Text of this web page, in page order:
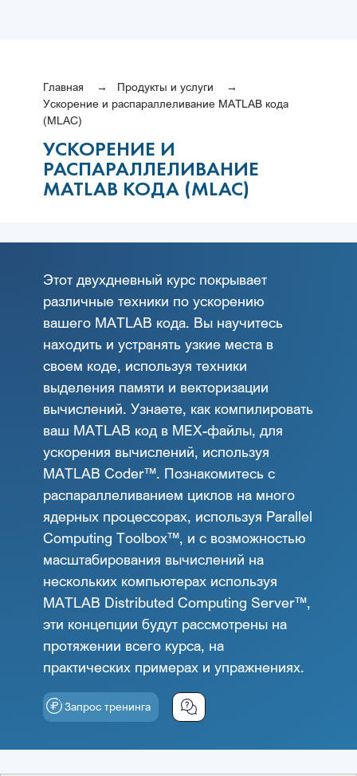
Главная
Продукты и услуги
Ускорение и распараллеливание MATLAB кода
(MLAC)
УСКОРЕНИЕ И
РАСПАРАЛЛЕЛИВАНИЕ
MATLAB КОДА (MLAC)
Этот двухдневный курс покрывает
различные техники по ускорению
вашего MATLAB кода. Вы научитесь
находить и устранять узкие места в
своем коде, используя техники
выделения памяти и векторизации
вычислений. Узнаете, как компилировать
ваш MATLAB код в MEX-файлы, для
ускорения вычислений, используя
MATLAB Coder™. Познакомитесь с
распараллеливанием циклов на много
ядерных процессорах, используя Parallel
Computing Toolbox™, и с возможностью
масштабирования вычислений на
нескольких компьютерах используя
MATLAB Distributed Computing Server™,
эти концепции будут рассмотрены на
протяжении всего курса, на
практических примерах и упражнениях.
Запрос тренинга